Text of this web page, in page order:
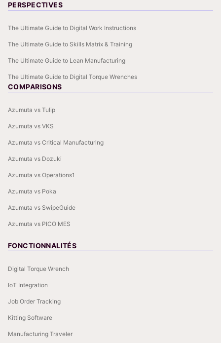
PERSPECTIVES
The Ultimate Guide to Digital Work Instructions
The Ultimate Guide to Skills Matrix & Training
The Ultimate Guide to Lean Manufacturing
The Ultimate Guide to Digital Torque Wrenches
COMPARISONS
Azumuta vs Tulip
Azumuta vs VKS
Azumuta vs Critical Manufacturing
Azumuta vs Dozuki
Azumuta vs Operations1
Azumuta vs Poka
Azumuta vs SwipeGuide
Azumuta vs PICO MES
FONCTIONNALITÉS
Digital Torque Wrench
IoT Integration
Job Order Tracking
Kitting Software
Manufacturing Traveler